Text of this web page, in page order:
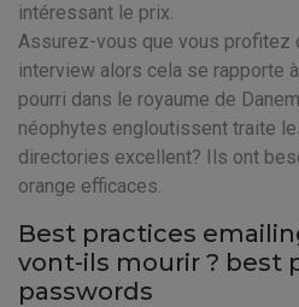
intéressant le prix.
Assurez-vous que vous profitez
interview alors cela se rapporte
pourri dans le royaume de
néophytes engloutissent traite
directories excellent? Ils ont
orange efficaces.
Best practices
vont-ils mourir ? best
passwords